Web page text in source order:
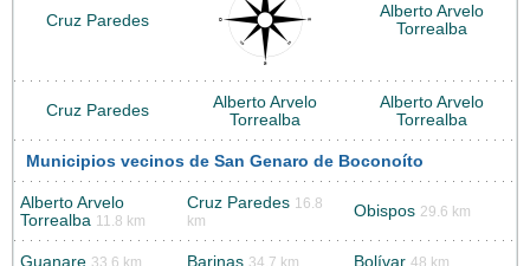
Cruz Paredes
Alberto Arvelo
Torrealba
Cruz Paredes
Alberto Arvelo
Torrealba
Alberto Arvelo
Torrealba
Municipios vecinos de San Genaro de Boconoíto
Alberto Arvelo
Torrealba 11.8 km
Cruz Paredes 16.8
km
Obispos 29.6 km
Guanare 33.6 km Barinas 34.7 km Bolívar 48 km